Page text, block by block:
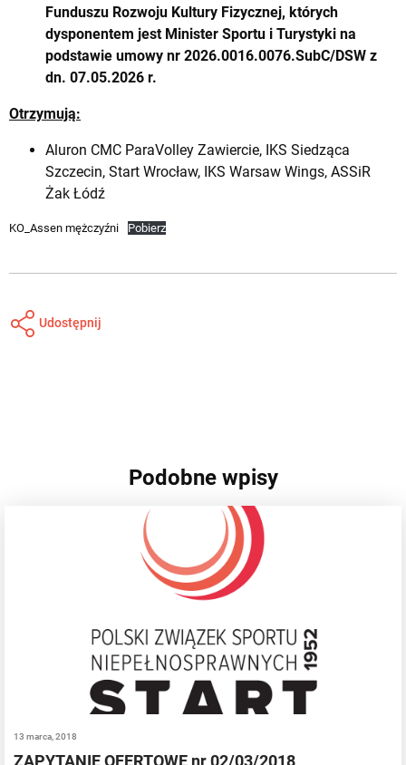
Funduszu Rozwoju Kultury Fizycznej, których
dysponentem jest Minister Sportu i Turystyki na
podstawie umowy nr 2026.0016.0076.SubC/DSW z
dn. 07.05.2026 r.
Otrzymują:
Aluron CMC ParaVolley Zawiercie, IKS Siedząca
Szczecin, Start Wrocław, IKS Warsaw Wings, ASSiR
Żak Łódź
KO_Assen mężczyźni Pobierz
Udostępnij
Podobne wpisy
13 marca, 2018
ZAPYTANIE OFERTOWE nr 02/03/2018